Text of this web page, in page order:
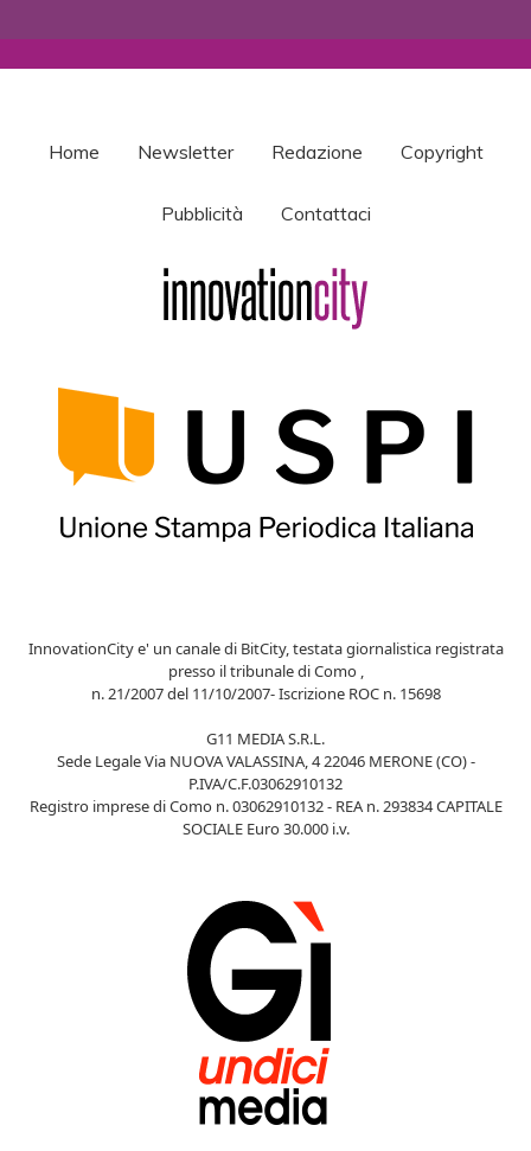
Home Newsletter Redazione Copyright
Pubblicità Contattaci
InnovationCity e' un canale di BitCity, testata giornalistica registrata
presso il tribunale di Como ,
n. 21/2007 del 11/10/2007- Iscrizione ROC n. 15698
G11 MEDIA S.R.L.
Sede Legale Via NUOVA VALASSINA, 4 22046 MERONE (CO) -
P.IVA/C.F.03062910132
Registro imprese di Como n. 03062910132 - REA n. 293834 CAPITALE
SOCIALE Euro 30.000 i.v.